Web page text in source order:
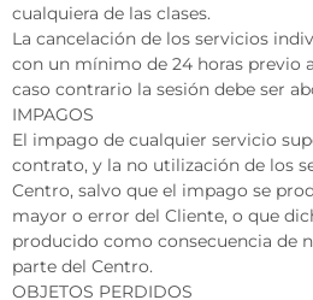
cualquiera de las clases.
La cancelación de los servicios
con un mínimo de 24 horas previo
caso contrario la sesión debe ser
IMPAGOS
El impago de cualquier servicio
contrato, y la no utilización de los
Centro, salvo que el impago se
mayor o error del Cliente, o que
producido como consecuencia de
parte del Centro.
OBJETOS PERDIDOS